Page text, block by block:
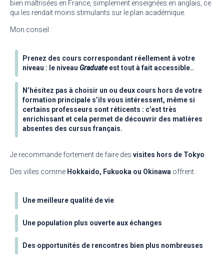
bien maîtrisées en France, simplement enseignées en anglais, ce
qui les rendait moins stimulants sur le plan académique.
Mon conseil :
Prenez des cours correspondant réellement à votre
niveau : le niveau Graduateest tout à fait accessible..
N’hésitez pas à choisir un ou deux cours hors de votre
formation principale s’ils vous intéressent, même si
certains professeurs sont réticents : c’est très
enrichissant et cela permet de découvrir des matières
absentes des cursus français.
Je recommande fortement de faire des visites hors de Tokyo.
Des villes comme Hokkaido, Fukuoka ou Okinawa offrent :
Une meilleure qualité de vie
Une population plus ouverte aux échanges
Des opportunités de rencontres bien plus nombreuses